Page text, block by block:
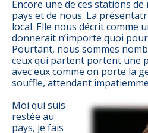
Encore une de ces stations
pays et de nous. La
local. Elle nous décrit comme
donnerait n’importe quoi
Pourtant, nous sommes
ceux qui partent portent une
avec eux comme on porte la
souffle, attendant
Moi qui suis
restée au
pays, je fais